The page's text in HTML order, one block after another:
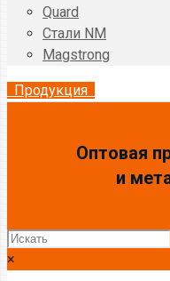
Quard
Стали NM
Magstrong
Продукция
Оптовая
и
×